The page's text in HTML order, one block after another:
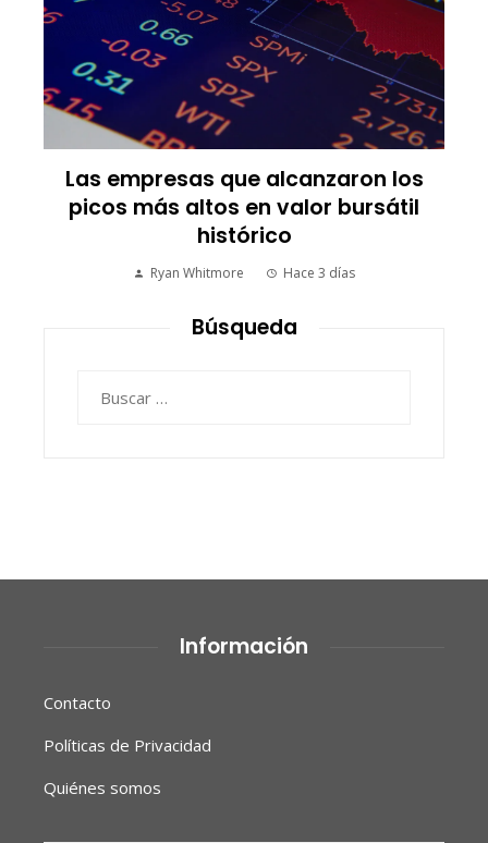
Las empresas que alcanzaron los
picos más altos en valor bursátil
histórico
Ryan Whitmore Hace 3 días
Búsqueda
Información
Contacto
Políticas de Privacidad
Quiénes somos